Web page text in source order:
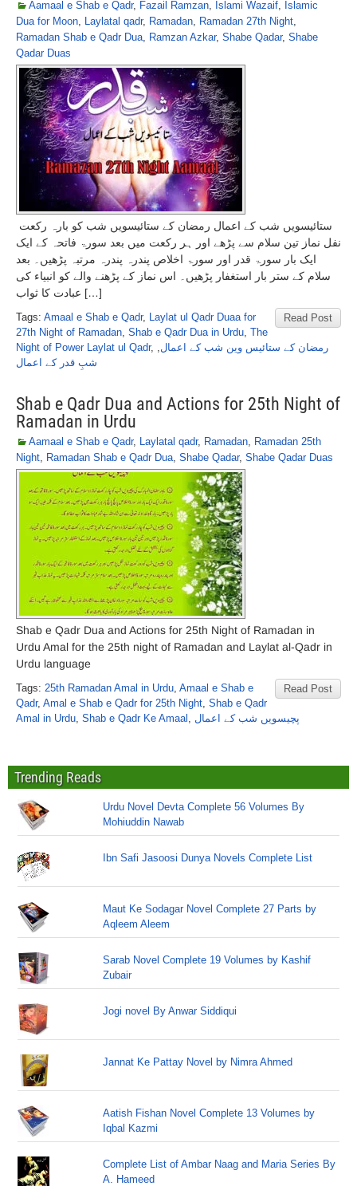
Aamaal e Shab e Qadr, Fazail Ramzan, Islami Wazaif, Islamic
Dua for Moon, Laylatal qadr, Ramadan, Ramadan 27th Night,
Ramadan Shab e Qadr Dua, Ramzan Azkar, Shabe Qadar, Shabe
Qadar Duas
ستائیسویں شب کے اعمال رمضان کے ستائیسویں شب کو بارہ رکعت
نفل نماز تین سلام سے پڑھے اور ہر رکعت میں بعد سورۃ فاتحہ کے ایک
ایک بار سورۃ قدر اور سورۃ اخلاص پندرہ پندرہ مرتبہ پڑھیں۔ بعد
سلام کے ستر بار استغفار پڑھیں۔ اس نماز کے پڑھنے والے کو انبیاء کی
عبادت کا ثواب […]
Read Post
Tags: Amaal e Shab e Qadr, Laylat ul Qadr Duaa for
27th Night of Ramadan, Shab e Qadr Dua in Urdu, The
Night of Power Laylat ul Qadr, رمضان کے ستائیس وین شب کے اعمال,
شبِ قدر کے اعمال
Shab e Qadr Dua and Actions for 25th Night of
Ramadan in Urdu
Aamaal e Shab e Qadr, Laylatal qadr, Ramadan, Ramadan 25th
Night, Ramadan Shab e Qadr Dua, Shabe Qadar, Shabe Qadar Duas
Shab e Qadr Dua and Actions for 25th Night of Ramadan in
Urdu Amal for the 25th night of Ramadan and Laylat al-Qadr in
Urdu language
Read Post
Tags: 25th Ramadan Amal in Urdu, Amaal e Shab e
Qadr, Amal e Shab e Qadr for 25th Night, Shab e Qadr
Amal in Urdu, Shab e Qadr Ke Amaal , پچیسویں شب کے اعمال
Trending Reads
Urdu Novel Devta Complete 56 Volumes By
Mohiuddin Nawab
Ibn Safi Jasoosi Dunya Novels Complete List
Maut Ke Sodagar Novel Complete 27 Parts by
Aqleem Aleem
Sarab Novel Complete 19 Volumes by Kashif
Zubair
Jogi novel By Anwar Siddiqui
Jannat Ke Pattay Novel by Nimra Ahmed
Aatish Fishan Novel Complete 13 Volumes by
Iqbal Kazmi
Complete List of Ambar Naag and Maria Series By
A. Hameed